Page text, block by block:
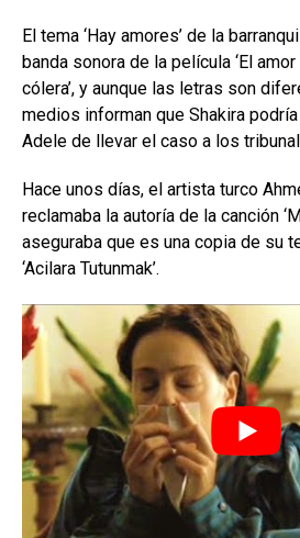
El tema ‘Hay amores’ de la
banda sonora de la película ‘El
cólera’, y aunque las letras son
medios informan que Shakira
Adele de llevar el caso a los
Hace unos días, el artista turco
reclamaba la autoría de la canción
aseguraba que es una copia de su
‘Acilara Tutunmak’.